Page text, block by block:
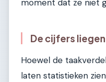
moment dat ze niet
De cijfers
Hoewel de
laten statistieken